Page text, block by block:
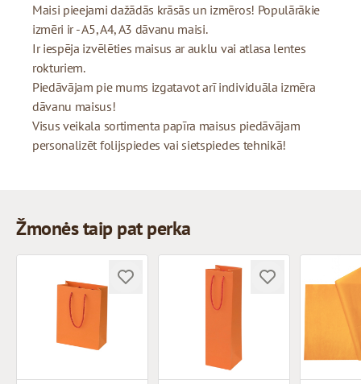
Maisi pieejami dažādās krāsās un izmēros! Populārākie
izmēri ir - A5, A4, A3 dāvanu maisi.
Ir iespēja izvēlēties maisus ar auklu vai atlasa lentes
rokturiem.
Piedāvājam pie mums izgatavot arī individuāla izmēra
dāvanu maisus!
Visus veikala sortimenta papīra maisus piedāvājam
personalizēt folijspiedes vai sietspiedes tehnikā!
Žmonės taip pat perka